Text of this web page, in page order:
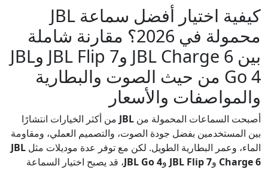
كيفية اختيار أفضل سماعة JBL
محمولة في 2026؟ مقارنة شاملة
بين JBL Charge 6 وJBL Flip 7 وJBL
Go 4 من حيث الصوت والبطارية
والمواصفات والأسعار
أصبحت السماعات المحمولة من JBL من أكثر الخيارات انتشارًا
بين المستخدمين بفضل جودة الصوت، والتصميم العملي، ومقاومة
الماء، وعمر البطارية الطويل. لكن مع توفر عدة موديلات مثل JBL
Charge 6 وJBL Flip 7 وJBL Go 4، قد يصبح اختيار السماعة